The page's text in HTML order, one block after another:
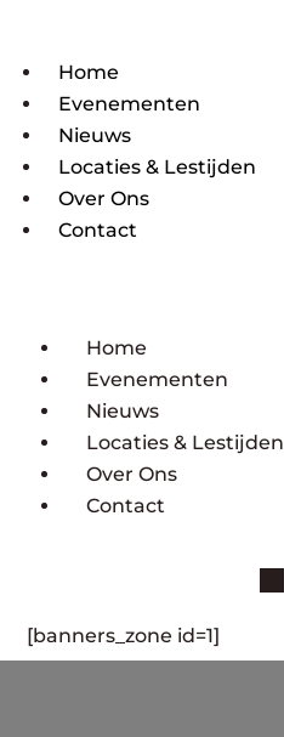
Home
Evenementen
Nieuws
Locaties & Lestijden
Over Ons
Contact
Home
Evenementen
Nieuws
Locaties & Lestijden
Over Ons
Contact
[banners_zone id=1]